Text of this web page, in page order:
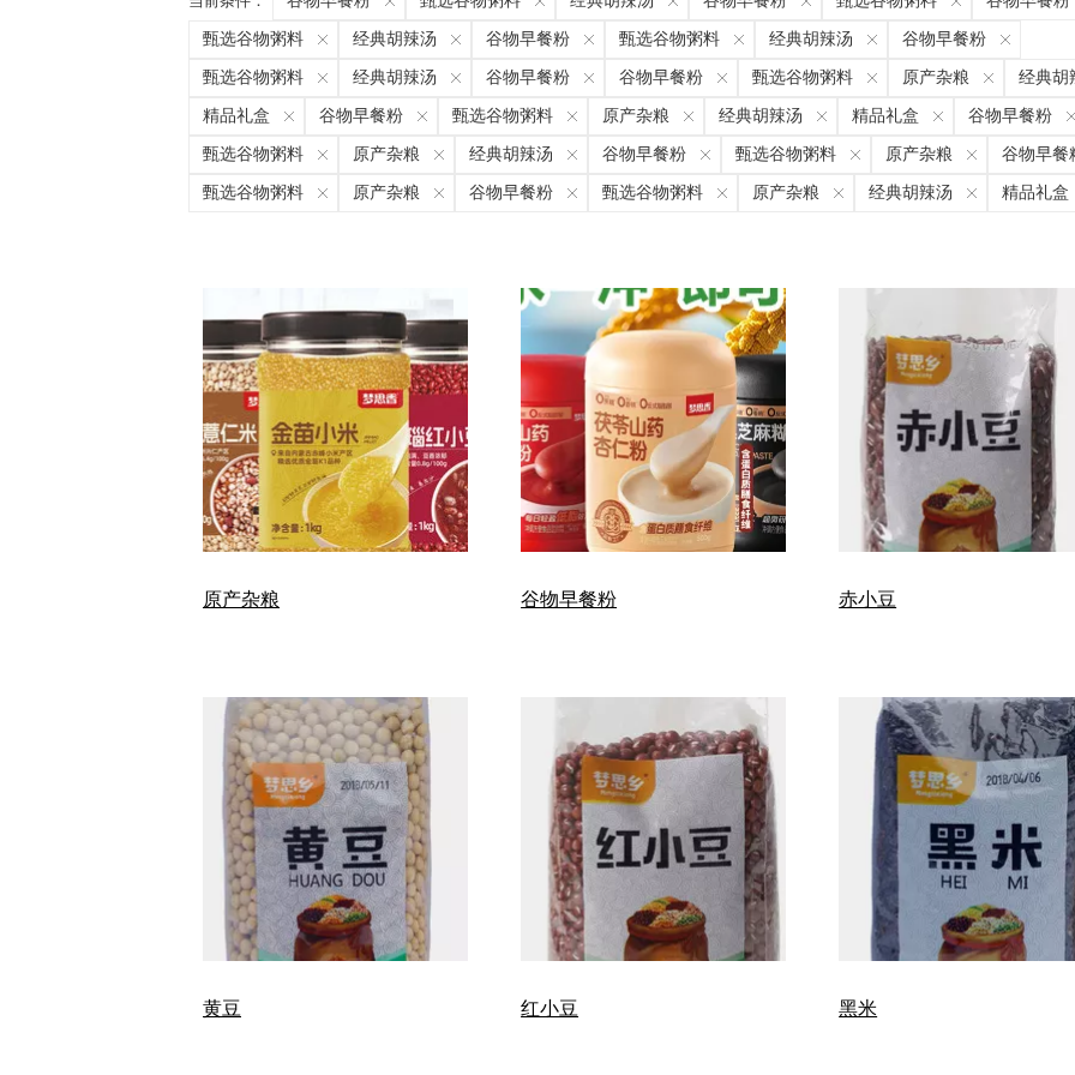
甄选谷物粥料 经典胡辣汤 谷物早餐粉 甄选谷物粥料 经典胡辣汤 谷物早餐粉
甄选谷物粥料 经典胡辣汤 谷物早餐粉 谷物早餐粉 甄选谷物粥料 原产杂粮 经典胡
精品礼盒 谷物早餐粉 甄选谷物粥料 原产杂粮 经典胡辣汤 精品礼盒 谷物早餐粉
甄选谷物粥料 原产杂粮 经典胡辣汤 谷物早餐粉 甄选谷物粥料 原产杂粮 谷物早餐
甄选谷物粥料 原产杂粮 谷物早餐粉 甄选谷物粥料 原产杂粮 经典胡辣汤 精品礼盒
原产杂粮 谷物早餐粉 赤小豆
黄豆 红小豆 黑米